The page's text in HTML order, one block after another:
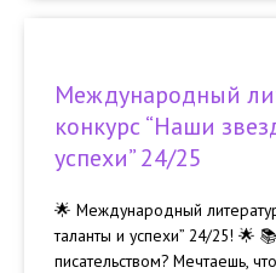
Международный
конкурс “Наши
успехи” 24/25
🌟 Международный
таланты и успехи” 24/25! 🌟
писательством? Мечтаешь,